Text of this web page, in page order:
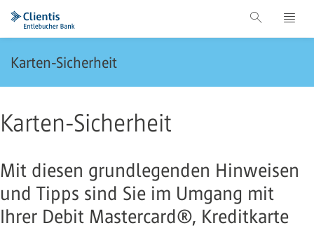
Karten-Sicherheit
Karten-Sicherheit
Mit diesen grundlegenden Hinweisen
und Tipps sind Sie im Umgang mit
Ihrer Debit Mastercard®, Kreditkarte